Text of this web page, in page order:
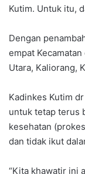
Kutim. Untuk itu,
Dengan
empat
Utara, Kaliorang,
Kadinkes Kutim
untuk tetap terus
kesehatan
dan tidak ikut
“Kita khawatir ini